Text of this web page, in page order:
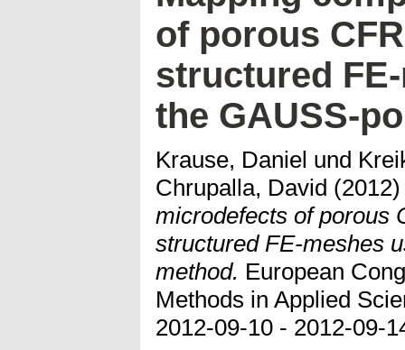
of porous
structured
the GAUSS-
Krause, Daniel und
Chrupalla, David
microdefects of porous
structured FE-meshes
method. European
Methods in Applied
2012-09-10 - 2012-09-